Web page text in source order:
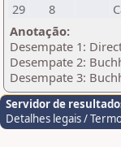
29
8
Anotação:
Desempate 1:
Desempate 2:
Desempate 3:
Servidor de
Detalhes legais /